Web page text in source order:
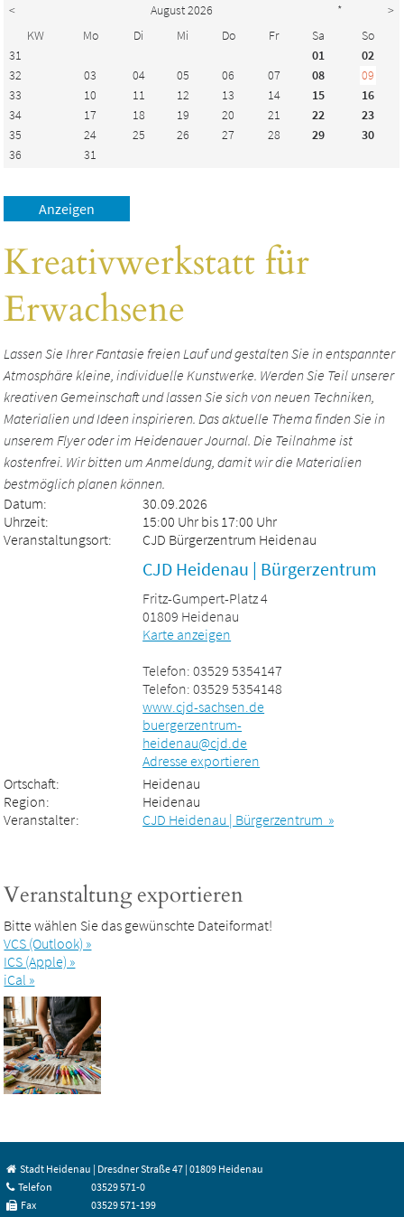
< August 2026 *
>
KW
Mo Di Mi Do Fr Sa
So
31
01
02
32
03 04 05 06 07 08
09
33
10 11 12 13 14 15
16
34
17 18 19 20 21 22
23
35
24 25 26 27 28 29
30
36
31
Kreativwerkstatt für
Erwachsene
Lassen Sie Ihrer Fantasie freien Lauf und gestalten Sie in entspannter
Atmosphäre kleine, individuelle Kunstwerke. Werden Sie Teil unserer
kreativen Gemeinschaft und lassen Sie sich von neuen Techniken,
Materialien und Ideen inspirieren. Das aktuelle Thema finden Sie in
unserem Flyer oder im Heidenauer Journal. Die Teilnahme ist
kostenfrei. Wir bitten um Anmeldung, damit wir die Materialien
bestmöglich planen können.
Datum:
30.09.2026
Uhrzeit:
15:00 Uhr bis 17:00 Uhr
Veranstaltungsort:
CJD Bürgerzentrum Heidenau
CJD Heidenau | Bürgerzentrum
Fritz-Gumpert-Platz 4
01809 Heidenau
Karte anzeigen
Telefon: 03529 5354147
Telefon: 03529 5354148
www.cjd-sachsen.de
buergerzentrum-
heidenau@cjd.de
Adresse exportieren
Ortschaft:
Heidenau
Region:
Heidenau
Veranstalter:
CJD Heidenau | Bürgerzentrum »
Veranstaltung exportieren
Bitte wählen Sie das gewünschte Dateiformat!
VCS (Outlook) »
ICS (Apple) »
iCal »
Stadt Heidenau | Dresdner Straße 47 | 01809 Heidenau
Telefon
03529 571-0
Fax
03529 571-199